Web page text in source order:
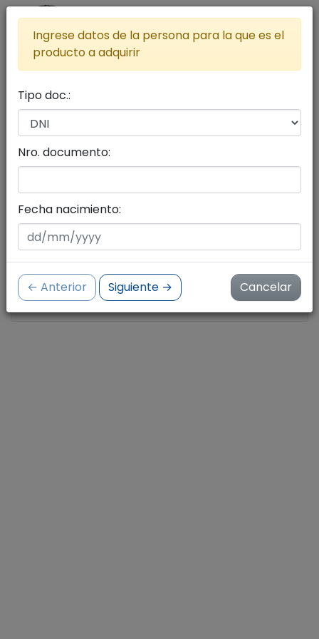
Lista de productos a adquirir
de compras
Cantidad de productos:
0
Importe:
$ 0.00
Ingrese datos de la persona para la que es el
producto a adquirir
Tipo doc.:
Nro. documento:
Fecha nacimiento:
← Anterior Siguiente → Cancelar